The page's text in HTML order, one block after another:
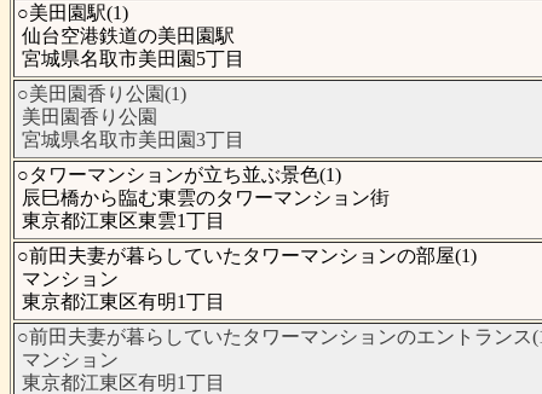
○美田園駅(1)
仙台空港鉄道の美田園駅
宮城県名取市美田園5丁目
○美田園香り公園(1)
美田園香り公園
宮城県名取市美田園3丁目
○タワーマンションが立ち並ぶ景色(1)
辰巳橋から臨む東雲のタワーマンション街
東京都江東区東雲1丁目
○前田夫妻が暮らしていたタワーマンションの部屋(1)
マンション
東京都江東区有明1丁目
○前田夫妻が暮らしていたタワーマンションのエントランス
マンション
東京都江東区有明1丁目